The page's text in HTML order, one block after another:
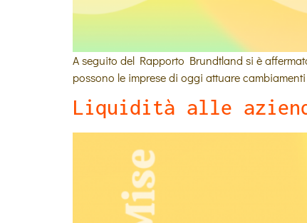
A seguito del Rapporto Brundtland si è
possono le imprese di oggi attuare
Liquidità alle